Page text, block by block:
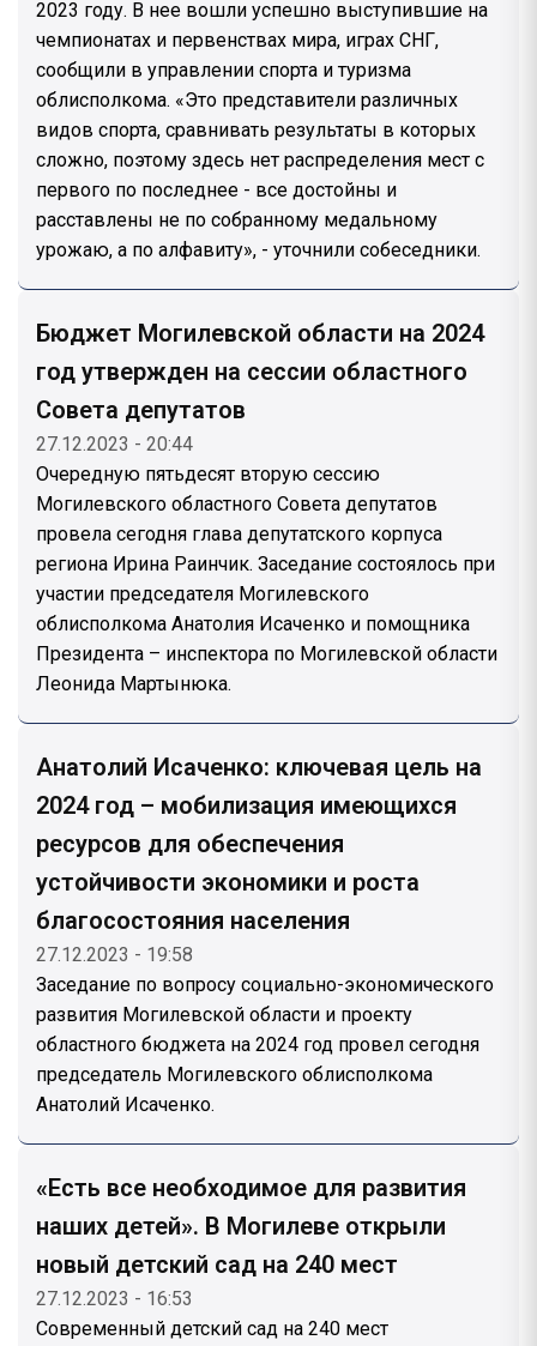
2023 году. В нее вошли успешно выступившие на
чемпионатах и первенствах мира, играх СНГ,
сообщили в управлении спорта и туризма
облисполкома. «Это представители различных
видов спорта, сравнивать результаты в которых
сложно, поэтому здесь нет распределения мест с
первого по последнее - все достойны и
расставлены не по собранному медальному
урожаю, а по алфавиту», - уточнили собеседники.
Бюджет Могилевской области на 2024
год утвержден на сессии областного
Совета депутатов
27.12.2023 - 20:44
Очередную пятьдесят вторую сессию
Могилевского областного Совета депутатов
провела сегодня глава депутатского корпуса
региона Ирина Раинчик. Заседание состоялось при
участии председателя Могилевского
облисполкома Анатолия Исаченко и помощника
Президента – инспектора по Могилевской области
Леонида Мартынюка.
Анатолий Исаченко: ключевая цель на
2024 год – мобилизация имеющихся
ресурсов для обеспечения
устойчивости экономики и роста
благосостояния населения
27.12.2023 - 19:58
Заседание по вопросу социально-экономического
развития Могилевской области и проекту
областного бюджета на 2024 год провел сегодня
председатель Могилевского облисполкома
Анатолий Исаченко.
«Есть все необходимое для развития
наших детей». В Могилеве открыли
новый детский сад на 240 мест
27.12.2023 - 16:53
Современный детский сад на 240 мест